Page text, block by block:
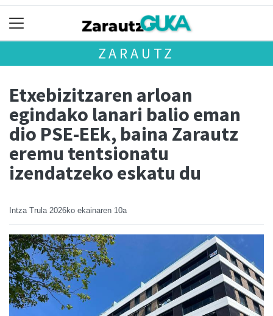
ZARAUTZ
Etxebizitzaren arloan
egindako lanari balio eman
dio PSE-EEk, baina Zarautz
eremu tentsionatu
izendatzeko eskatu du
Intza Trula 2026ko ekainaren 10a